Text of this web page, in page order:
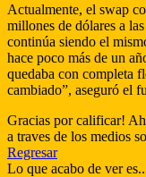
Actualmente, el swap
millones de dólares a
continúa siendo el
hace poco más de un
quedaba con completa
cambiado”, aseguró el
Gracias por calificar!
a traves de los medios
Regresar
Lo que acabo de ver es..